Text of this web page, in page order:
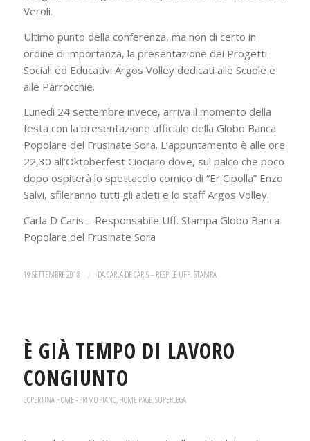
Veroli.
Ultimo punto della conferenza, ma non di certo in
ordine di importanza, la presentazione dei Progetti
Sociali ed Educativi Argos Volley dedicati alle Scuole e
alle Parrocchie.
Lunedì 24 settembre invece, arriva il momento della
festa con la presentazione ufficiale della Globo Banca
Popolare del Frusinate Sora. L’appuntamento è alle ore
22,30 all’Oktoberfest Ciociaro dove, sul palco che poco
dopo ospiterà lo spettacolo comico di “Er Cipolla” Enzo
Salvi, sfileranno tutti gli atleti e lo staff Argos Volley.
Carla D Caris – Responsabile Uff. Stampa Globo Banca
Popolare del Frusinate Sora
19 SETTEMBRE 2018 / DACARLA DE CARIS – RESP.LE UFF. STAMPA
È GIÀ TEMPO DI LAVORO
CONGIUNTO
COPERTINA HOME - PRIMO PIANO,HOME PAGE,SUPERLEGA